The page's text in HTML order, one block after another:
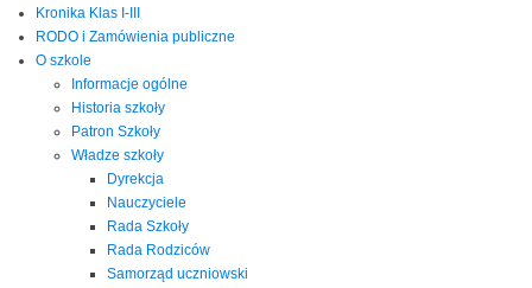
Kronika Klas I-III
RODO i Zamówienia publiczne
O szkole
Informacje ogólne
Historia szkoły
Patron Szkoły
Władze szkoły
Dyrekcja
Nauczyciele
Rada Szkoły
Rada Rodziców
Samorząd uczniowski